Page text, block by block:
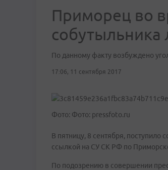
Приморец во
собутыльника
По данному факту возбуждено
17:06, 11 сентября 2017
Фото: Фото: pressfoto.ru
В пятницу, 8 сентября,
ссылкой на СУ СК РФ по
По подозрению в совершении